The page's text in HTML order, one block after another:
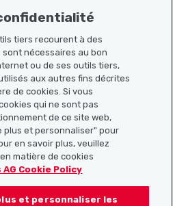
Localcities
tiers recourent à des
nécessaires au bon
ou de ses outils tiers,
aux autres fins décrites
de cookies. Si vous
qui ne sont pas
de ce site web,
plus et personnaliser" pour
en savoir plus, veuillez
matière de cookies
Cookie Policy
et personnaliser les